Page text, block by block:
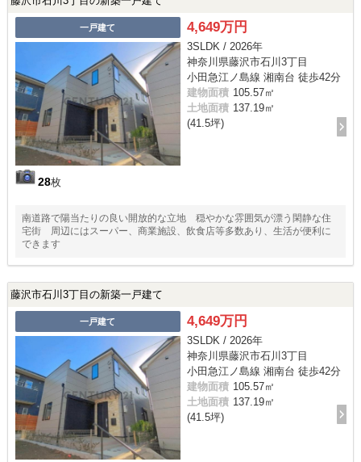
一戸建て
28枚
4,649万円
3SLDK / 2026年
神奈川県藤沢市石川3丁目
小田急江ノ島線 湘南台 徒歩42分
建物面積 105.57㎡
土地面積 137.19㎡
(41.5坪)
南道路で陽当たりの良い開放的な立地 穏やかな雰囲気が漂う閑静な住
宅街 周辺にはスーパー、商業施設、飲食店等多数あり、生活が便利に
できます
藤沢市石川3丁目の新築一戸建て
一戸建て 4,649万円
3SLDK / 2026年
神奈川県藤沢市石川3丁目
小田急江ノ島線 湘南台 徒歩42分
建物面積 105.57㎡
土地面積 137.19㎡
(41.5坪)